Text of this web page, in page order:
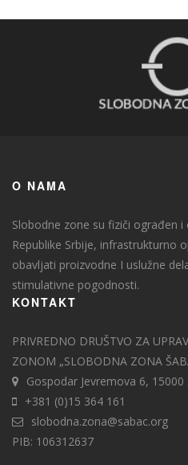
O NAMA
Slobodne zone su fiziči ograđen
Republike Srbije, infrastrukturno
obavljati proizvodne I uslužne
stimulativne pogodnosti.
KONTAKT
PRIVREDNO DRUŠTVO ZA
ZONOM „SLOBODNA ZONA
Gospodar Jevremova 6, 15000
+381 (0)15 364 161
slobodna.zona@sabac.org
PIB: 106312637